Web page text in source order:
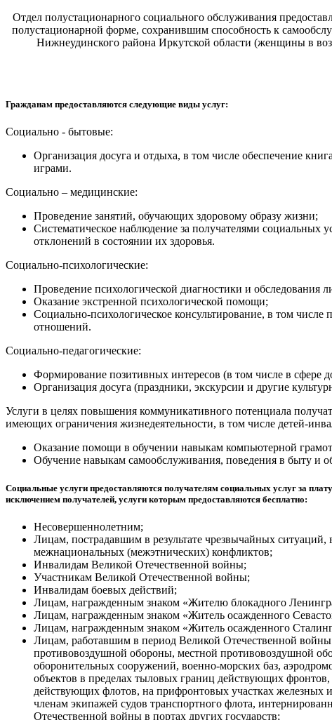
Отдел полустационарного социального обслуживания
полустационарной форме, сохранившим способность к
Нижнеудинского района Иркутской области (женщины в
Гражданам предоставляются следующие виды услуг:
Социально - бытовые:
Организация досуга и отдыха, в том числе обеспечение
играми.
Социально – медицинские:
Проведение занятий, обучающих здоровому образу жизни;
Систематическое наблюдение за получателями социальных
отклонений в состоянии их здоровья.
Социально-психологические:
Проведение психологической диагностики и обследования
Оказание экстренной психологической помощи;
Социально-психологическое консультирование, в том
отношений.
Социально-педагогические:
Формирование позитивных интересов (в том числе в сфере
Организация досуга (праздники, экскурсии и другие
Услуги в целях повышения коммуникативного потенциала
имеющих ограничения жизнедеятельности, в том числе детей-
Оказание помощи в обучении навыкам компьютерной
Обучение навыкам самообслуживания, поведения в быту и
Социальные услуги предоставляются получателям социальных услуг за
исключением получателей, услуги которым предоставляются бесплатно:
Несовершеннолетним;
Лицам, пострадавшим в результате чрезвычайных
межнациональных (межэтнических) конфликтов;
Инвалидам Великой Отечественной войны;
Участникам Великой Отечественной войны;
Инвалидам боевых действий;
Лицам, награжденным знаком «Жителю блокадного
Лицам, награжденным знаком «Житель осажденного
Лицам, награжденным знаком «Житель осажденного
Лицам, работавшим в период Великой Отечественной войны
противовоздушной обороны, местной противовоздушной
оборонительных сооружений, военно-морских баз,
объектов в пределах тыловых границ действующих
действующих флотов, на прифронтовых участках железных
членам экипажей судов транспортного флота,
Отечественной войны в портах других государств;